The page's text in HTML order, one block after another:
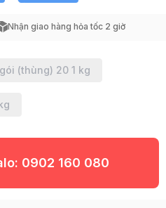
Nhận giao hàng hỏa tốc 2 giờ
(thùng) 20 1 kg
0902 160 080